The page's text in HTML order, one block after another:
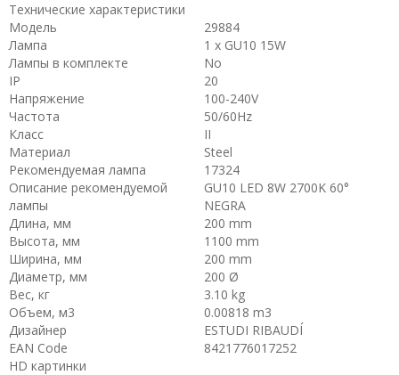
Технические характеристики
Модель
29884
Лампа
1 x GU10 15W
Лампы в комплекте
No
IP
20
Напряжение
100-240V
Частота
50/60Hz
Класс
II
Материал
Steel
Рекомендуемая лампа
17324
Описание рекомендуемой
лампы
GU10 LED 8W 2700K 60°
NEGRA
Длина, мм
200 mm
Высота, мм
1100 mm
Ширина, мм
200 mm
Диаметр, мм
200 Ø
Вес, кг
3.10 kg
Объем, м3
0.00818 m3
Дизайнер
ESTUDI RIBAUDÍ
EAN Code
8421776017252
HD картинки